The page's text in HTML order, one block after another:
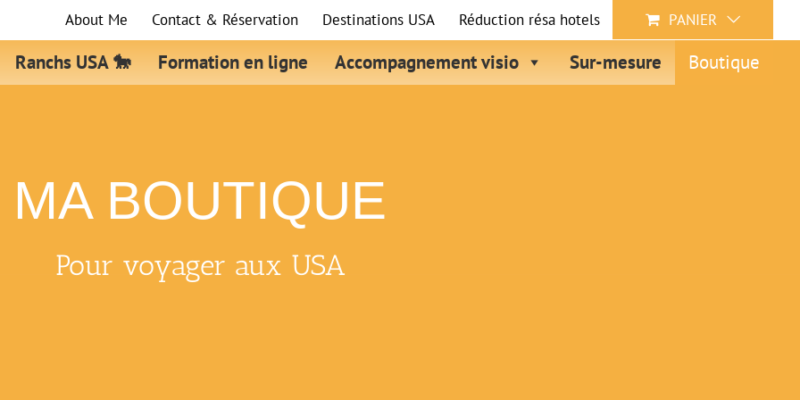
About Me Contact & Réservation Destinations USA Réduction résa hotels PANIER
Ranchs USA 🐎 Formation en ligne Accompagnement visio Sur-mesure Boutique
MA BOUTIQUE
Pour voyager aux USA